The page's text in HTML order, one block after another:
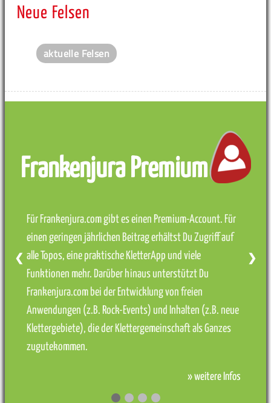
Neue Felsen
aktuelle Felsen
Frankenjura Premium
Für Frankenjura.com gibt es einen Premium-Account. Für
einen geringen jährlichen Beitrag erhältst Du Zugriff auf
alle Topos, eine praktische KletterApp und viele
Funktionen mehr. Darüber hinaus unterstützt Du
Frankenjura.com bei der Entwicklung von freien
Anwendungen (z.B. Rock-Events) und Inhalten (z.B. neue
Klettergebiete), die der Klettergemeinschaft als Ganzes
zugutekommen.
» weitere Infos
❮ ❯